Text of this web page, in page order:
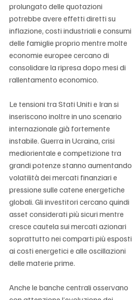
prolungato delle quotazioni
potrebbe avere effetti diretti su
inflazione, costi industriali e consumi
delle famiglie proprio mentre molte
economie europee cercano di
consolidare la ripresa dopo mesi di
rallentamento economico.
Le tensioni tra Stati Uniti e Iran si
inseriscono inoltre in uno scenario
internazionale già fortemente
instabile. Guerra in Ucraina, crisi
mediorientale e competizione tra
grandi potenze stanno aumentando
volatilità dei mercati finanziari e
pressione sulle catene energetiche
globali. Gli investitori cercano quindi
asset considerati più sicuri mentre
cresce cautela sui mercati azionari
soprattutto nei comparti più esposti
ai costi energetici e alle oscillazioni
delle materie prime.
Anche le banche centrali osservano